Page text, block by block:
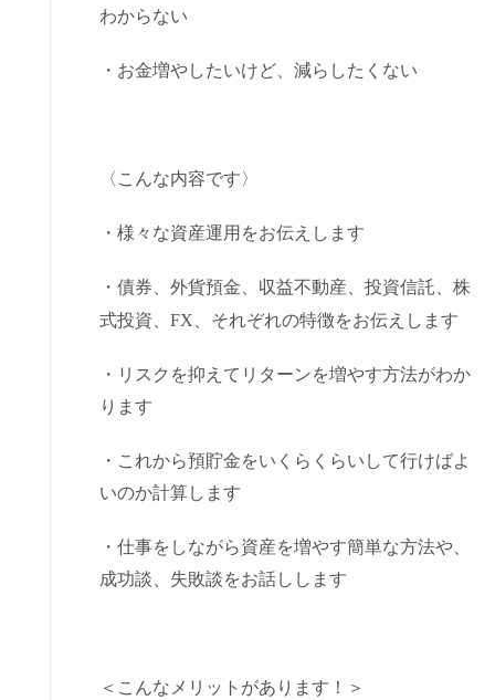
わからない
・お金増やしたいけど、減らしたくない
〈こんな内容です〉
・様々な資産運用をお伝えします
・債券、外貨預金、収益不動産、投資信託、株
式投資、 FX 、それぞれの特徴をお伝えします
・リスクを抑えてリターンを増やす方法がわか
ります
・これから預貯金をいくらくらいして行けばよ
いのか計算します
・仕事をしながら資産を増やす簡単な方法や、
成功談、失敗談をお話しします
＜こんなメリットがあります！＞